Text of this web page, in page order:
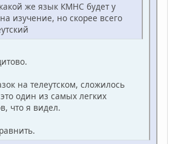
же язык КМНС будет у
изучение, но скорее всего
на телеутском, сложилось
один из самых легких
что я видел.